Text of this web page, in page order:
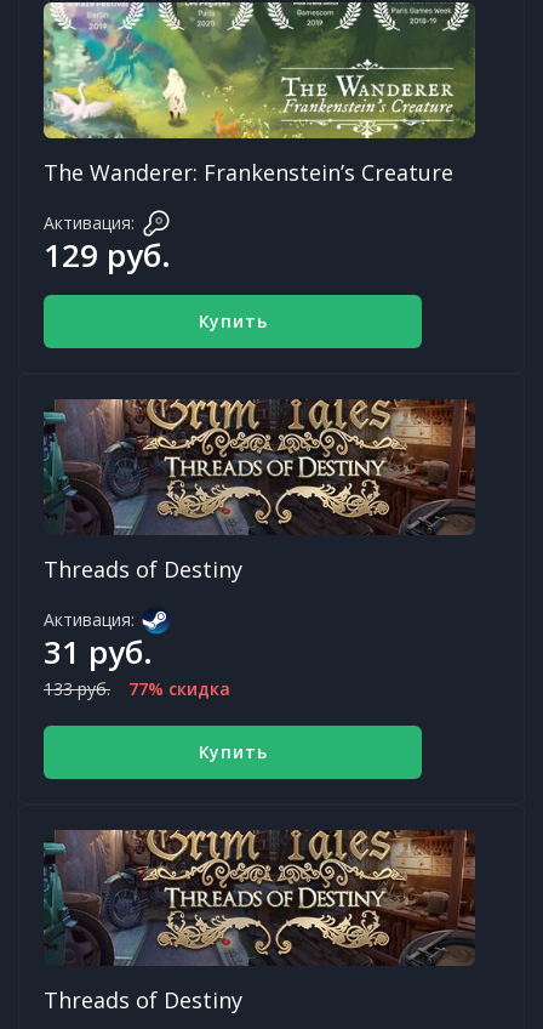
The Wanderer: Frankenstein’s Creature
Активация:
129 руб.
Купить
Threads of Destiny
Активация:
31 руб.
133 руб. 77% скидка
Купить
Threads of Destiny